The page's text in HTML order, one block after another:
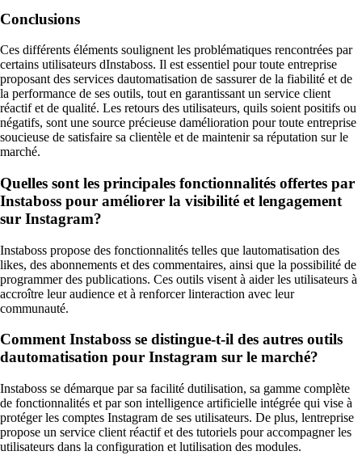
Conclusions
Ces différents éléments soulignent les problématiques rencontrées par
certains utilisateurs dInstaboss. Il est essentiel pour toute entreprise
proposant des services dautomatisation de sassurer de la fiabilité et de
la performance de ses outils, tout en garantissant un service client
réactif et de qualité. Les retours des utilisateurs, quils soient positifs ou
négatifs, sont une source précieuse damélioration pour toute entreprise
soucieuse de satisfaire sa clientèle et de maintenir sa réputation sur le
marché.
Quelles sont les principales fonctionnalités offertes par
Instaboss pour améliorer la visibilité et lengagement
sur Instagram?
Instaboss propose des fonctionnalités telles que lautomatisation des
likes, des abonnements et des commentaires, ainsi que la possibilité de
programmer des publications. Ces outils visent à aider les utilisateurs à
accroître leur audience et à renforcer linteraction avec leur
communauté.
Comment Instaboss se distingue-t-il des autres outils
dautomatisation pour Instagram sur le marché?
Instaboss se démarque par sa facilité dutilisation, sa gamme complète
de fonctionnalités et par son intelligence artificielle intégrée qui vise à
protéger les comptes Instagram de ses utilisateurs. De plus, lentreprise
propose un service client réactif et des tutoriels pour accompagner les
utilisateurs dans la configuration et lutilisation des modules.